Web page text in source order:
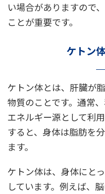
い場合がありますので
ことが重要です。
ケトン
ケトン体とは、肝臓が
物質のことです。通常
エネルギー源として利
すると、身体は脂肪を
ます。
ケトン体は、身体にと
しています。例えば、